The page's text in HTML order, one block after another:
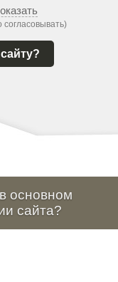
основном
сайта?